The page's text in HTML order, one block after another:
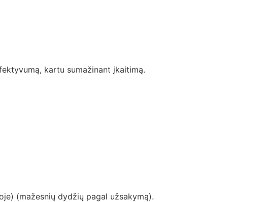
kartu sumažinant įkaitimą.
(mažesnių dydžių pagal užsakymą).